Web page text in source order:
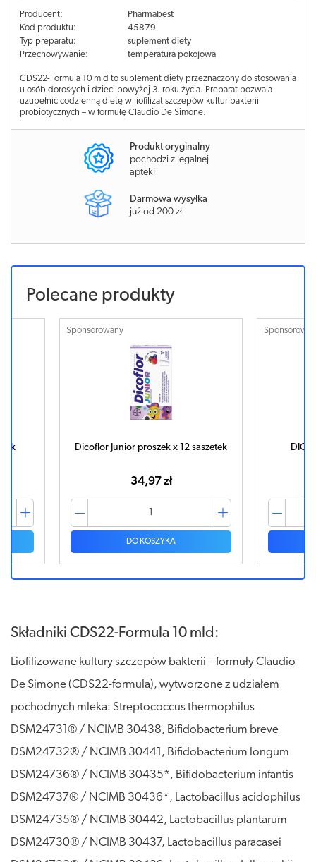
Producent:
Pharmabest
Kod produktu:
45879
Typ preparatu:
suplement diety
Przechowywanie:
temperatura pokojowa
CDS22-Formula 10 mld to suplement diety przeznaczony do stosowania
u osób dorosłych i dzieci powyżej 3. roku życia. Preparat pozwala
uzupełnić codzienną dietę w liofilizat szczepów kultur bakterii
probiotycznych – w formułę Claudio De Simone.
Produkt oryginalny
pochodzi z legalnej
apteki
Darmowa wysyłka
już od 200 zł
Polecane produkty
Sponsorowany
Dicoflor Junior proszek x 12 saszetek
34,97 zł
DO KOSZYKA
Składniki CDS22-Formula 10 mld:
Liofilizowane kultury szczepów bakterii – formuły Claudio
De Simone (CDS22-formula), wytworzone z udziałem
pochodnych mleka: Streptococcus thermophilus
DSM24731® / NCIMB 30438, Bifidobacterium breve
DSM24732® / NCIMB 30441, Bifidobacterium longum
DSM24736® / NCIMB 30435*, Bifidobacterium infantis
DSM24737® / NCIMB 30436*, Lactobacillus acidophilus
DSM24735® / NCIMB 30442, Lactobacillus plantarum
DSM24730® / NCIMB 30437, Lactobacillus paracasei